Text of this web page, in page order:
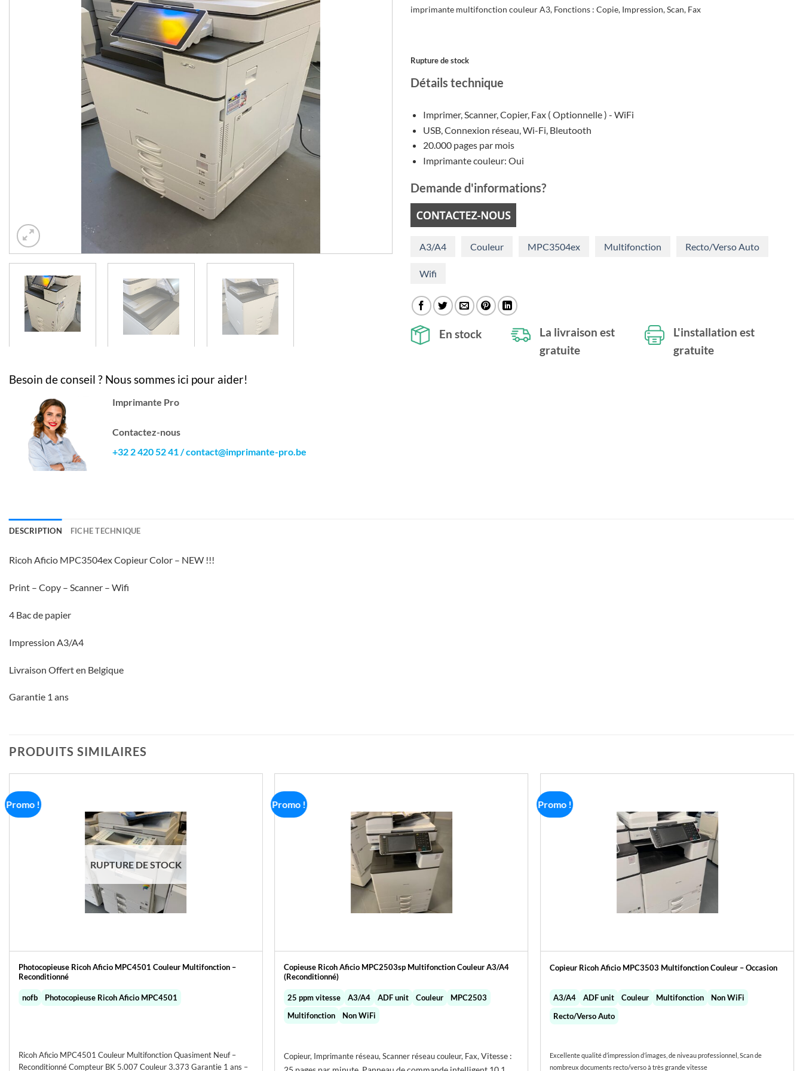
Besoin de conseil ? Nous sommes ici pour aider!
Imprimante Pro
Contactez-nous
+32 2 420 52 41/contact@imprimante-pro.be
imprimante multifonction couleur A3, Fonctions : Copie, Impression, Scan, Fax
Rupture de stock
Détails technique
Imprimer, Scanner, Copier, Fax ( Optionnelle ) - WiFi
USB, Connexion réseau, Wi-Fi, Bleutooth
20.000 pages par mois
Imprimante couleur: Oui
Demande d'informations?
A3/A4 Couleur MPC3504ex Multifonction Recto/Verso Auto
Wifi
En stock
La livraison est
gratuite
L'installation est
gratuite
DESCRIPTION FICHE TECHNIQUE
Ricoh Aficio MPC3504ex Copieur Color – NEW !!!
Print – Copy – Scanner – Wifi
4 Bac de papier
Impression A3/A4
Livraison Offert en Belgique
Garantie 1 ans
PRODUITS SIMILAIRES
Promo !
RUPTURE DE STOCK
Photocopieuse Ricoh Aficio MPC4501 Couleur Multifonction –
Reconditionné
nofb Photocopieuse Ricoh Aficio MPC4501
Ricoh Aficio MPC4501 Couleur Multifonction Quasiment Neuf –
Reconditionné Compteur BK 5.007 Couleur 3.373 Garantie 1 ans –
Promo !
Copieuse Ricoh Aficio MPC2503sp Multifonction Couleur A3/A4
(Reconditionné)
25 ppm vitesse A3/A4 ADF unit Couleur
MPC2503
Multifonction
Non WiFi
Copieur, Imprimante réseau, Scanner réseau couleur, Fax,Vitesse :
Promo !
Copieur Ricoh Aficio MPC3503 Multifonction Couleur – Occasion
A3/A4 ADF unit Couleur Multifonction
Non WiFi
Recto/Verso Auto
Excellente qualité d’impression d’images, de niveau professionnel, Scan de
nombreux documents recto/verso à très grande vitesse